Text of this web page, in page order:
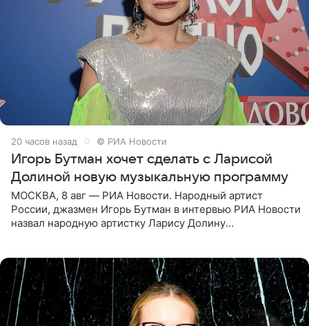
20 часов назад © РИА Новости
Игорь Бутман хочет сделать с Ларисой
Долиной новую музыкальную программу
МОСКВА, 8 авг — РИА Новости. Народный артист
России, джазмен Игорь Бутман в интервью РИА Новости
назвал народную артистку Ларису Долину